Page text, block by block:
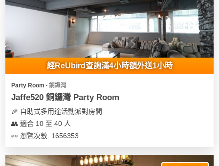
奇
玩
驗
作
經ReUbird查詢滿4小時額外送1小時
Party Room ∙ 銅鑼灣
Jaffe520 銅鑼灣 Party Room
🎉 自助式多用途活動派對房間
👥 適合 10 至 40 人
👀 瀏覽次數: 1656353